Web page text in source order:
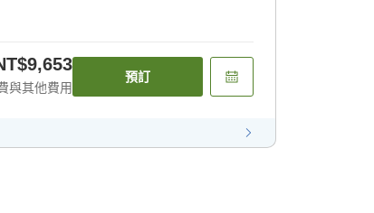
與其他費用
預訂